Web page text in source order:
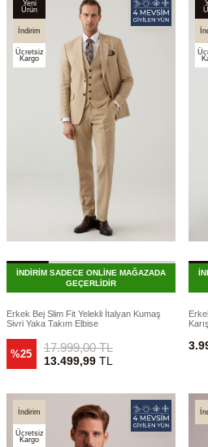
Yeni
Ürün
İndirim
Ücretsiz
Kargo
İNDİRİM SADECE ONLİNE MAĞAZADA
GEÇERLİDİR
Erkek Bej Slim Fit Yelekli İtalyan Kumaş
Sivri Yaka Takım Elbise
%25 17.999,00TL
13.499,99TL
İndirim
Ücretsiz
Kargo